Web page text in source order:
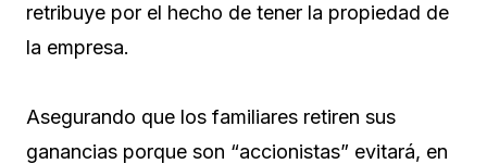
retribuye por el hecho de tener la propiedad de
la empresa.
Asegurando que los familiares retiren sus
ganancias porque son “accionistas” evitará, en